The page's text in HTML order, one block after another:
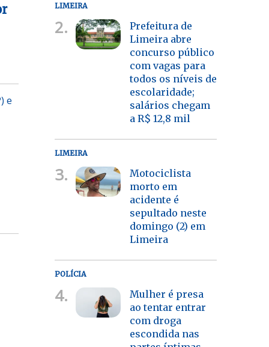
e
LIMEIRA
2.
Prefeitura de
Limeira abre
concurso público
com vagas para
todos os níveis de
escolaridade;
salários chegam
a R$ 12,8 mil
LIMEIRA
3.
Motociclista
morto em
acidente é
sepultado neste
domingo (2) em
Limeira
POLÍCIA
4.
Mulher é presa
ao tentar entrar
com droga
escondida nas